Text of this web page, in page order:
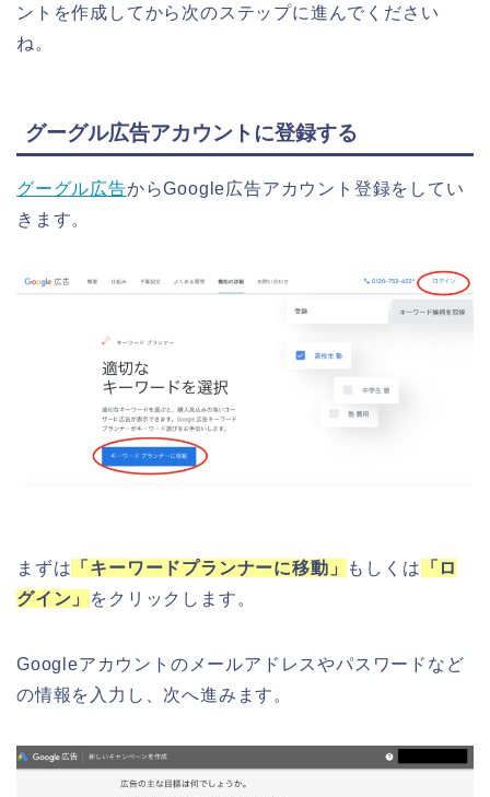
ントを作成してから次のステップに進んでください
ね。
グーグル広告アカウントに登録する
グーグル広告からGoogle広告アカウント登録をしてい
きます。
まずは 「キーワードプランナーに移動」 もしくは 「ロ
グイン」
をクリックします。
Googleアカウントのメールアドレスやパスワードなど
の情報を入力し、次へ進みます。